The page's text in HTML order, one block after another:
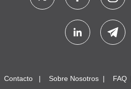
Contacto Sobre Nosotros FAQ